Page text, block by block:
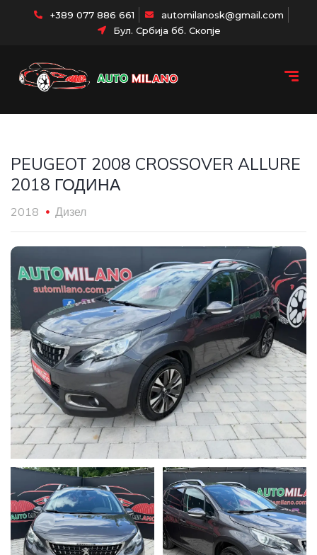
+389 077 886 661
automilanosk@gmail.com
Бул. Србија бб. Скопје
PEUGEOT 2008 CROSSOVER ALLURE
2018 ГОДИНА
2018 Дизел